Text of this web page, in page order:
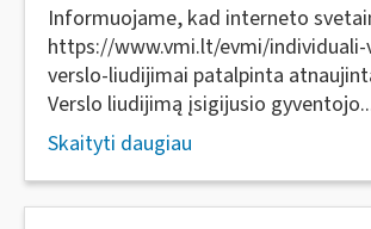
Informuojame, kad interneto
https://www.vmi.lt/evmi/individuali-
verslo-liudijimai patalpinta
Verslo liudijimą įsigijusio
Skaityti daugiau